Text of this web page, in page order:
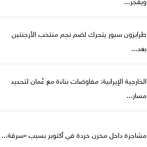
طرابزون سبور يتحرك لضم نجم منتخب الأرجنتين
بعد...
الخارجية الإيرانية: مفاوضات بناءة مع عُمان لتحديد
مسار...
مشاجرة داخل مخزن خردة في أكتوبر بسبب «سرقة...